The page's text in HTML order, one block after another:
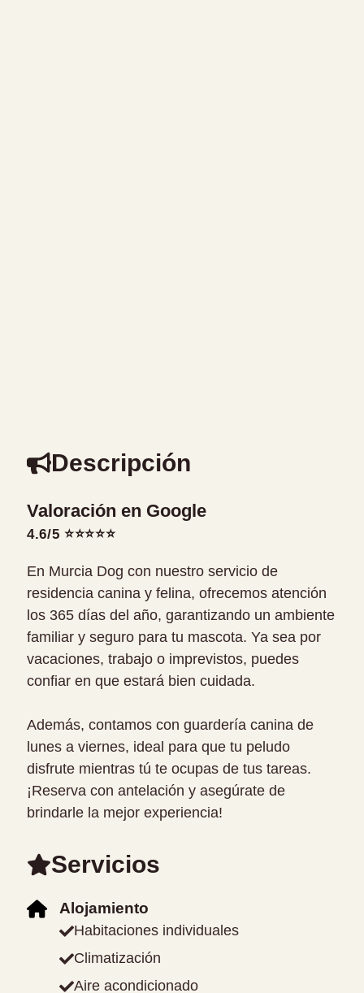
Descripción
Valoración en Google
4.6/5 ⭐⭐⭐⭐⭐
En Murcia Dog con nuestro servicio de
residencia canina y felina, ofrecemos atención
los 365 días del año, garantizando un ambiente
familiar y seguro para tu mascota. Ya sea por
vacaciones, trabajo o imprevistos, puedes
confiar en que estará bien cuidada.
Además, contamos con guardería canina de
lunes a viernes, ideal para que tu peludo
disfrute mientras tú te ocupas de tus tareas.
¡Reserva con antelación y asegúrate de
brindarle la mejor experiencia!
Servicios
Alojamiento
Habitaciones individuales
Climatización
Aire acondicionado